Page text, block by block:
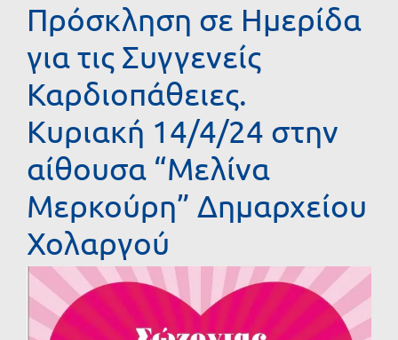
Πρόσκληση σε Ημερίδα
για τις Συγγενείς
Καρδιοπάθειες.
Κυριακή 14/4/24 στην
αίθουσα “Μελίνα
Μερκούρη” Δημαρχείου
Χολαργού
Προβολή
μεγαλύτερης
εικόνας